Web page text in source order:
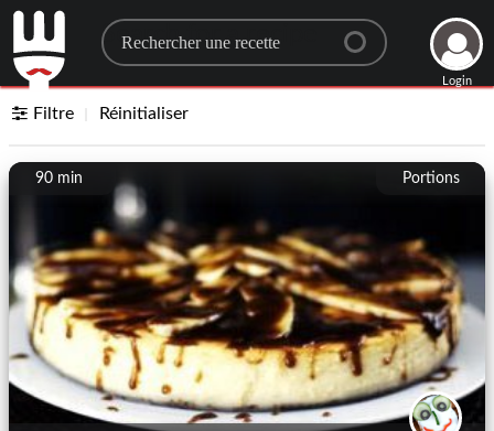
Search for a recipe
Login
Filtre Réinitialiser
Portions
90 min